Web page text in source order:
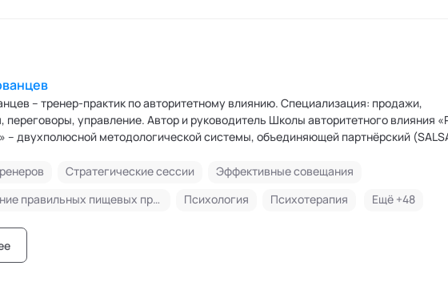
– тренер-практик по авторитетному влиянию. Специализация: продажи,
Автор и руководитель Школы авторитетного влияния «Речевой
– двухполюсной методологической системы, объединяющей партнёрский
управление. Среди методик – SALSA Selling («Сальса продаж»), SAMBO Negotiation
изменений Reforging («Переплавка»). На YouTube-канале "Речевой
Стратегические сессии
Эффективные совещания
Формирование правильных пищевых привычек
Психология Психотерапия Ещё +48